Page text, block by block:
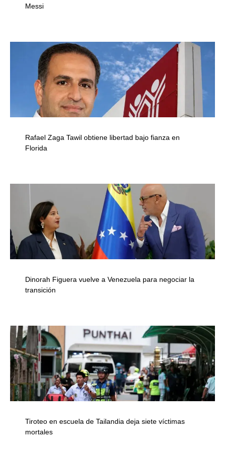
Messi
Rafael Zaga Tawil obtiene libertad bajo fianza en
Florida
Dinorah Figuera vuelve a Venezuela para negociar la
transición
Tiroteo en escuela de Tailandia deja siete víctimas
mortales